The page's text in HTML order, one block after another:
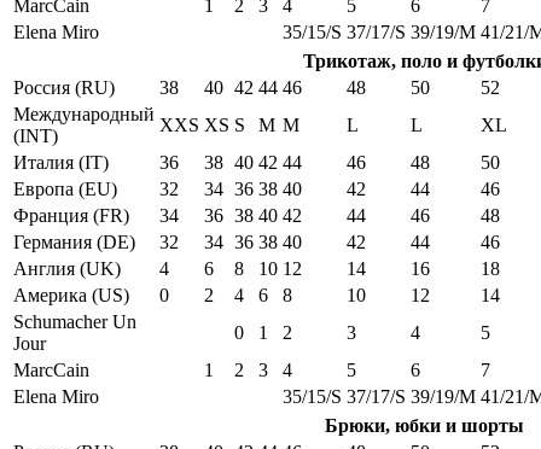
MarcCain
1 2 3 4 5 6
7
Elena Miro
35/15/S 37/17/S 39/19/M 41/21/
Трикотаж, поло и
Россия (RU)
38 40 42 44 46 48 50
52
Международный
(INT)
XXS XS S M M L L
XL
Италия (IT)
36 38 40 42 44 46 48
50
Европа (EU)
32 34 36 38 40 42 44
46
Франция (FR)
34 36 38 40 42 44 46
48
Германия (DE)
32 34 36 38 40 42 44
46
Англия (UK)
4 6 8 10 12 14 16
18
Америка (US)
0 2 4 6 8 10 12
14
Schumacher Un
Jour
0 1 2 3 4
5
MarcCain
1 2 3 4 5 6
7
Elena Miro
35/15/S 37/17/S 39/19/M 41/21/
Брюки, юбки и шорты